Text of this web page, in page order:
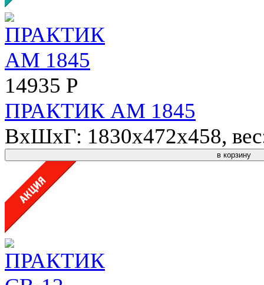
14935 Р
ПРАКТИК AM 1845
ВхШхГ: 1830x472x458,
в корзину